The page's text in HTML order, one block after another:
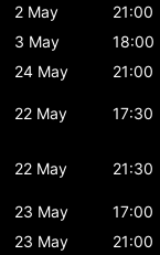
2 May
21:00
3 May
18:00
24 May
21:00
22 May 17:30
22 May 21:30
23 May
17:00
23 May
21:00